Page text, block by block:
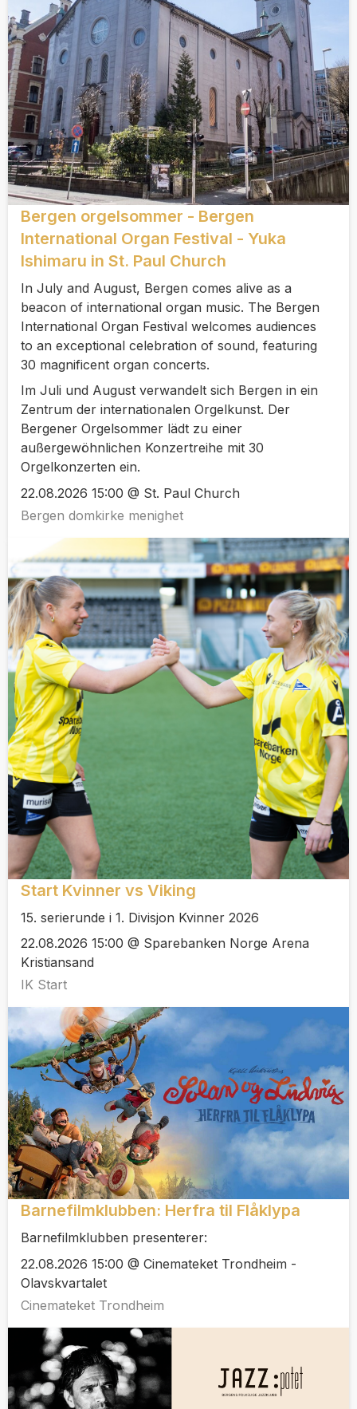
Bergen orgelsommer - Bergen
International Organ Festival - Yuka
Ishimaru in St. Paul Church
In July and August, Bergen comes alive as a
beacon of international organ music. The Bergen
International Organ Festival welcomes audiences
to an exceptional celebration of sound, featuring
30 magnificent organ concerts.
Im Juli und August verwandelt sich Bergen in ein
Zentrum der internationalen Orgelkunst. Der
Bergener Orgelsommer lädt zu einer
außergewöhnlichen Konzertreihe mit 30
Orgelkonzerten ein.
22.08.2026 15:00 @ St. Paul Church
Bergen domkirke menighet
Start Kvinner vs Viking
15. serierunde i 1. Divisjon Kvinner 2026
22.08.2026 15:00 @ Sparebanken Norge Arena
Kristiansand
IK Start
Barnefilmklubben: Herfra til Flåklypa
Barnefilmklubben presenterer:
22.08.2026 15:00 @ Cinemateket Trondheim -
Olavskvartalet
Cinemateket Trondheim